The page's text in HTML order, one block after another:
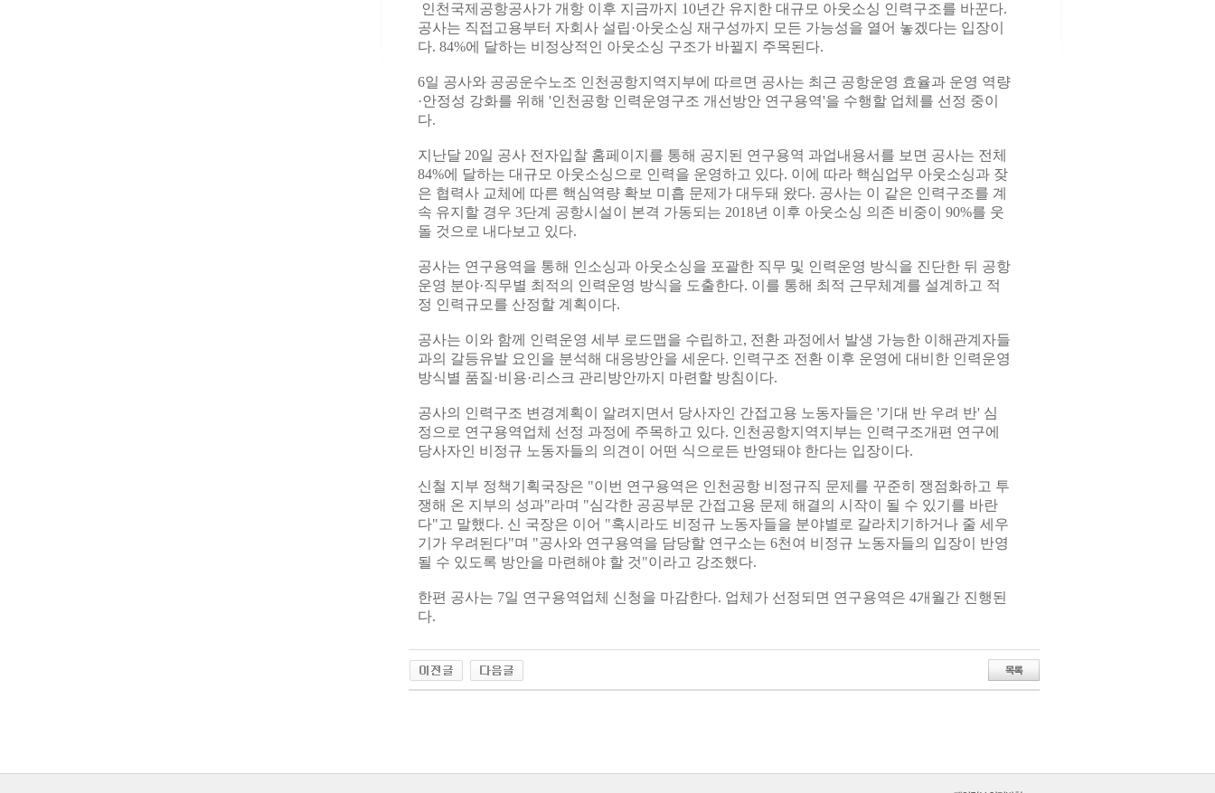
인천국제공항공사가 개항 이후 지금까지 10년간 유지한 대규모 아웃소싱 인력구조를 바꾼다.
공사는 직접고용부터 자회사 설립·아웃소싱 재구성까지 모든 가능성을 열어 놓겠다는 입장이
다. 84%에 달하는 비정상적인 아웃소싱 구조가 바뀔지 주목된다.
6일 공사와 공공운수노조 인천공항지역지부에 따르면 공사는 최근 공항운영 효율과 운영 역량
·안정성 강화를 위해 '인천공항 인력운영구조 개선방안 연구용역'을 수행할 업체를 선정 중이
다.
지난달 20일 공사 전자입찰 홈페이지를 통해 공지된 연구용역 과업내용서를 보면 공사는 전체
84%에 달하는 대규모 아웃소싱으로 인력을 운영하고 있다. 이에 따라 핵심업무 아웃소싱과 잦
은 협력사 교체에 따른 핵심역량 확보 미흡 문제가 대두돼 왔다. 공사는 이 같은 인력구조를 계
속 유지할 경우 3단계 공항시설이 본격 가동되는 2018년 이후 아웃소싱 의존 비중이 90%를 웃
돌 것으로 내다보고 있다.
공사는 연구용역을 통해 인소싱과 아웃소싱을 포괄한 직무 및 인력운영 방식을 진단한 뒤 공항
운영 분야·직무별 최적의 인력운영 방식을 도출한다. 이를 통해 최적 근무체계를 설계하고 적
정 인력규모를 산정할 계획이다.
공사는 이와 함께 인력운영 세부 로드맵을 수립하고, 전환 과정에서 발생 가능한 이해관계자들
과의 갈등유발 요인을 분석해 대응방안을 세운다. 인력구조 전환 이후 운영에 대비한 인력운영
방식별 품질·비용·리스크 관리방안까지 마련할 방침이다.
공사의 인력구조 변경계획이 알려지면서 당사자인 간접고용 노동자들은 '기대 반 우려 반' 심
정으로 연구용역업체 선정 과정에 주목하고 있다. 인천공항지역지부는 인력구조개편 연구에
당사자인 비정규 노동자들의 의견이 어떤 식으로든 반영돼야 한다는 입장이다.
신철 지부 정책기획국장은 "이번 연구용역은 인천공항 비정규직 문제를 꾸준히 쟁점화하고 투
쟁해 온 지부의 성과"라며 "심각한 공공부문 간접고용 문제 해결의 시작이 될 수 있기를 바란
다"고 말했다. 신 국장은 이어 "혹시라도 비정규 노동자들을 분야별로 갈라치기하거나 줄 세우
기가 우려된다"며 "공사와 연구용역을 담당할 연구소는 6천여 비정규 노동자들의 입장이 반영
될 수 있도록 방안을 마련해야 할 것"이라고 강조했다.
한편 공사는 7일 연구용역업체 신청을 마감한다. 업체가 선정되면 연구용역은 4개월간 진행된
다.